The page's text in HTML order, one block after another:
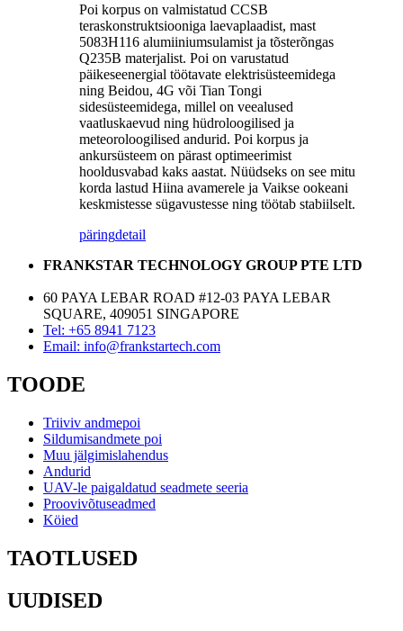
Poi korpus on valmistatud CCSB
teraskonstruktsiooniga laevaplaadist, mast
5083H116 alumiiniumsulamist ja tõsterõngas
Q235B materjalist. Poi on varustatud
päikeseenergial töötavate elektrisüsteemidega
ning Beidou, 4G või Tian Tongi
sidesüsteemidega, millel on veealused
vaatluskaevud ning hüdroloogilised ja
meteoroloogilised andurid. Poi korpus ja
ankursüsteem on pärast optimeerimist
hooldusvabad kaks aastat. Nüüdseks on see mitu
korda lastud Hiina avamerele ja Vaikse ookeani
keskmistesse sügavustesse ning töötab stabiilselt.
päringdetail
FRANKSTAR TECHNOLOGY GROUP PTE LTD
60 PAYA LEBAR ROAD #12-03 PAYA LEBAR
SQUARE, 409051 SINGAPORE
Tel: +65 8941 7123
Email: info@frankstartech.com
TOODE
Triiviv andmepoi
Sildumisandmete poi
Muu jälgimislahendus
Andurid
UAV-le paigaldatud seadmete seeria
Proovivõtuseadmed
Köied
TAOTLUSED
UUDISED